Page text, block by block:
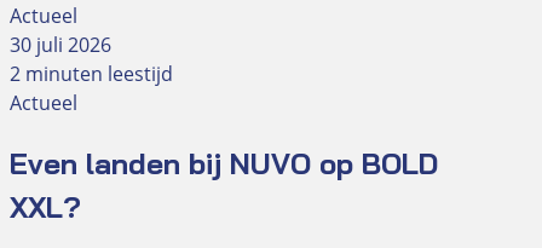
Actueel
30 juli 2026
2 minuten leestijd
Actueel
Even landen bij NUVO op BOLD
XXL?